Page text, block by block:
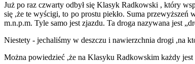
Już po raz czwarty odbył się Klasyk Radkowski , który
się ,że te wyścigi, to po prostu piekło. Suma
m.n.p.m. Tyle samo jest zjazdu. Ta droga nazywana jest
Niestety - jechaliśmy w deszczu i nawierzchnia drogi ,na
Można powiedzieć ,że na Klasyku Radkowskim każdy